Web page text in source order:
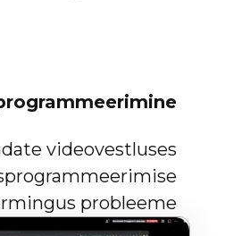
videovestluses
probleeme